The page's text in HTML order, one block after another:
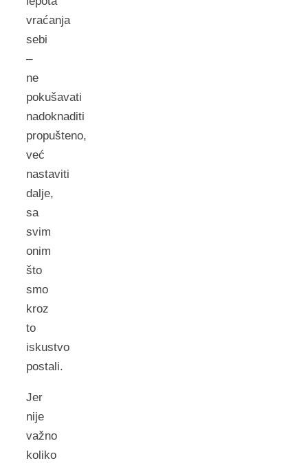
vraćanja
sebi
–
ne
pokušavati
nadoknaditi
propušteno,
već
nastaviti
dalje,
sa
svim
onim
što
smo
kroz
to
iskustvo
postali.
Jer
nije
važno
koliko